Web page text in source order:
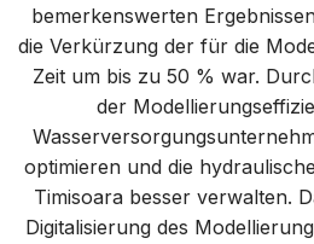
bemerkenswerten
die Verkürzung der für die
Zeit um bis zu 50 % war.
der
optimieren und die
Timisoara besser verwalten.
Digitalisierung des